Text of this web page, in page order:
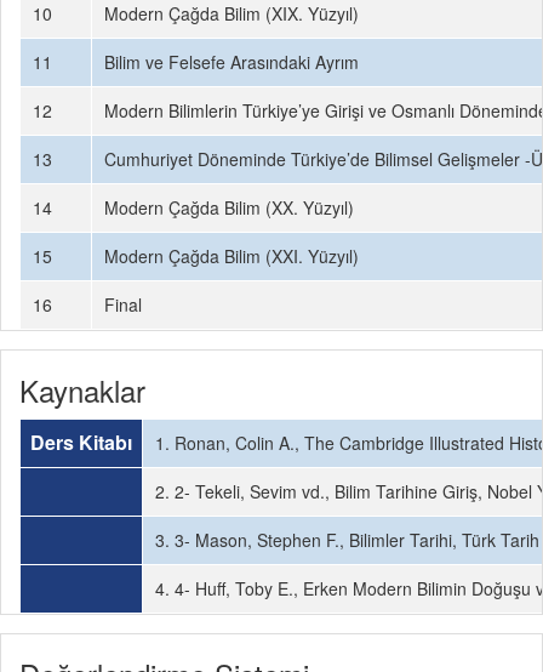
10
Modern Çağda Bilim (XIX. Yüzyıl)
11
Bilim ve Felsefe Arasındaki Ayrım
12
Modern Bilimlerin Türkiye’ye Girişi ve Osmanlı
13
Cumhuriyet Döneminde Türkiye’de Bilimsel Gelişmeler -
14
Modern Çağda Bilim (XX. Yüzyıl)
15
Modern Çağda Bilim (XXI. Yüzyıl)
16
Final
Kaynaklar
Ders Kitabı
1. Ronan, Colin A., The Cambridge Illustrated
2. 2- Tekeli, Sevim vd., Bilim Tarihine Giriş, Nobel
3. 3- Mason, Stephen F., Bilimler Tarihi, Türk
4. 4- Huff, Toby E., Erken Modern Bilimin Doğuşu